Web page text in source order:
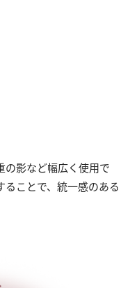
の影など幅広く使用で
ることで、統一感のある